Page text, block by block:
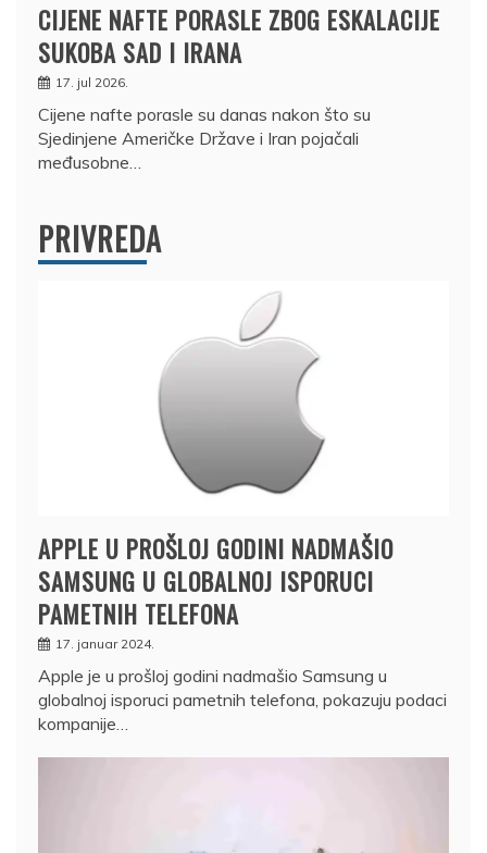
CIJENE NAFTE PORASLE ZBOG ESKALACIJE
SUKOBA SAD I IRANA
17. jul 2026.
Cijene nafte porasle su danas nakon što su
Sjedinjene Američke Države i Iran pojačali
međusobne…
PRIVREDA
APPLE U PROŠLOJ GODINI NADMAŠIO
SAMSUNG U GLOBALNOJ ISPORUCI
PAMETNIH TELEFONA
17. januar 2024.
Apple je u prošloj godini nadmašio Samsung u
globalnoj isporuci pametnih telefona, pokazuju podaci
kompanije…